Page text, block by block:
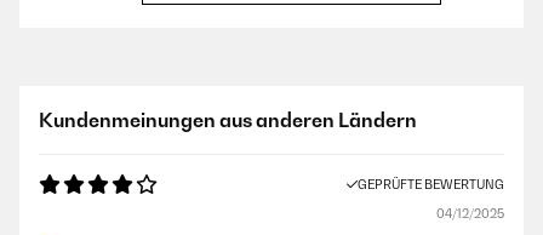
Haben schon mindestens 10 Eismaschinen ausprobiert ! Kann nur dazu
sagen , das alle hochpreisigen Eismaschinen genauso ihren Zweck
Eismaschine im Winter kaufen- ist günstiger !2. Immer schon
vorgekühltes Wasser reinschütten in den vorhergesehenen Tank3. 1
Mal die Wochen mit einem Microfaser Tuch auswischen , mit einem
Kundenmeinungen aus anderen Ländern
GEPRÜFTE BEWERTUNG
04/12/2025